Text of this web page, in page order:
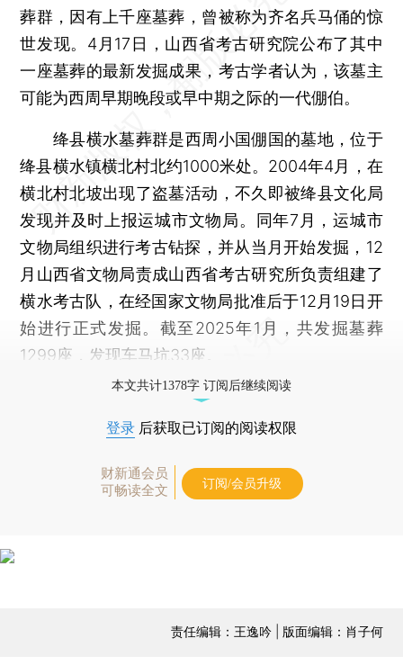
葬群，因有上千座墓葬，曾被称为齐名兵马俑的惊
世发现。4月17日，山西省考古研究院公布了其中
一座墓葬的最新发掘成果，考古学者认为，该墓主
可能为西周早期晚段或早中期之际的一代倗伯。
绛县横水墓葬群是西周小国倗国的墓地，位于
绛县横水镇横北村北约1000米处。2004年4月，在
横北村北坡出现了盗墓活动，不久即被绛县文化局
发现并及时上报运城市文物局。同年7月，运城市
文物局组织进行考古钻探，并从当月开始发掘，12
月山西省文物局责成山西省考古研究所负责组建了
横水考古队，在经国家文物局批准后于12月19日开
始进行正式发掘。截至2025年1月，共发掘墓葬
1299座，发现车马坑33座。
本文共计1378字 订阅后继续阅读
登录 后获取已订阅的阅读权限
财新通会员
可畅读全文
订阅/会员升级
责任编辑：王逸吟 | 版面编辑：肖子何